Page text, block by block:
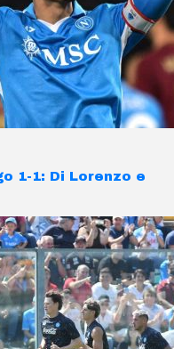
1-1: Di Lorenzo e